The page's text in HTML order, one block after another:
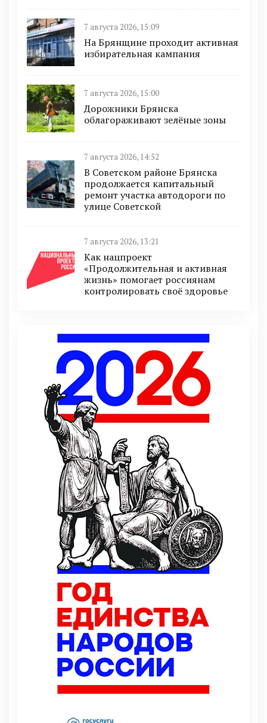
7 августа 2026, 15:09
На Брянщине проходит активная
избирательная кампания
7 августа 2026, 15:00
Дорожники Брянска
облагораживают зелёные зоны
7 августа 2026, 14:52
В Советском районе Брянска
продолжается капитальный
ремонт участка автодороги по
улице Советской
7 августа 2026, 13:21
Как нацпроект
«Продолжительная и активная
жизнь» помогает россиянам
контролировать своё здоровье